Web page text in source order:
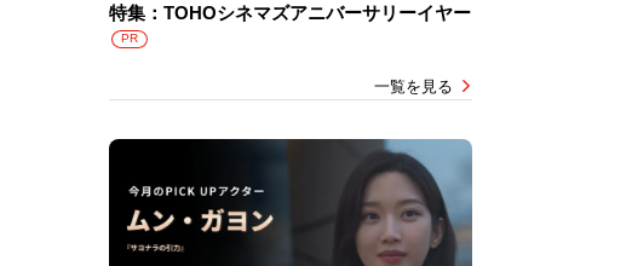
特集：TOHOシネマズアニバーサリーイヤー
PR
一覧を見る